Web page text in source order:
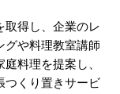
取得し、企業のレ
グや料理教室講師
料理を提案し、
つくり置きサービ